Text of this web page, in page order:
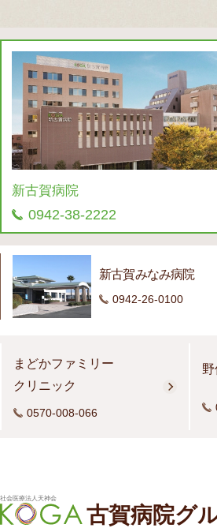
新古賀病院
0942-38-2222
新古賀みなみ病院
0942-26-0100
まどかファミリー
クリニック
0570-008-066
社会医療法人天神会
古賀病院グ